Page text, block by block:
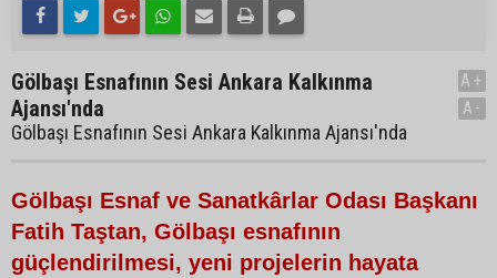
Gölbaşı Esnafının Sesi Ankara Kalkınma
Ajansı'nda
Gölbaşı Esnafının Sesi Ankara Kalkınma Ajansı'nda
A+
A-
Gölbaşı Esnaf ve Sanatkârlar Odası Başkanı
Fatih Taştan, Gölbaşı esnafının
güçlendirilmesi, yeni projelerin hayata